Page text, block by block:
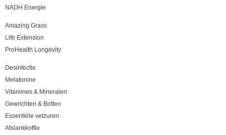
NADH Energie
Amazing Grass
Life Extension
ProHealth Longevity
Desinfectie
Melatonine
Vitamines & Mineralen
Gewrichten & Botten
Essentiële vetzuren
Afslankkoffie